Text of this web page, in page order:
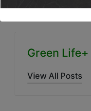
Green Life+
View All Posts